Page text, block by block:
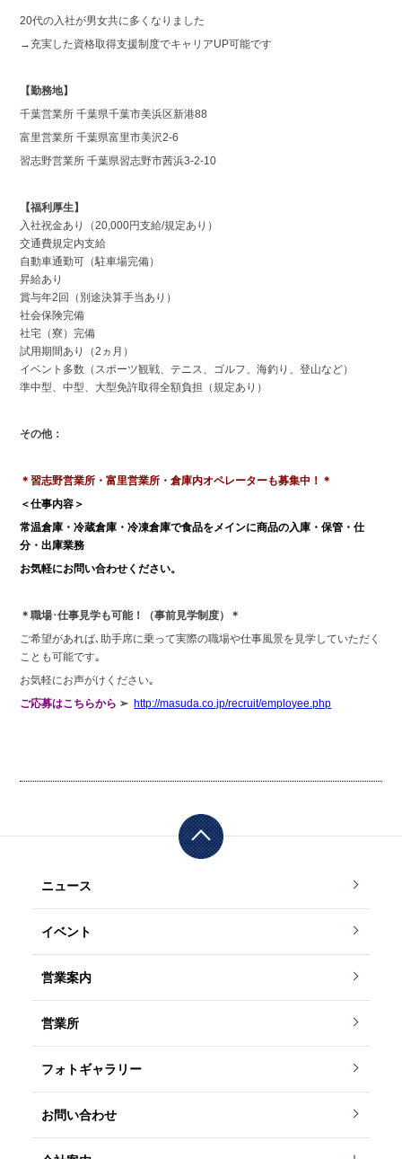
20代の入社が男女共に多くなりました
→充実した資格取得支援制度でキャリアUP可能です
【勤務地】
千葉営業所 千葉県千葉市美浜区新港88
富里営業所 千葉県富里市美沢2-6
習志野営業所 千葉県習志野市茜浜3-2-10
【福利厚生】
入社祝金あり（20,000円支給/規定あり）
交通費規定内支給
自動車通勤可（駐車場完備）
昇給あり
賞与年2回（別途決算手当あり）
社会保険完備
社宅（寮）完備
試用期間あり（2ヵ月）
イベント多数（スポーツ観戦、テニス、ゴルフ、海釣り、登山など）
準中型、中型、大型免許取得全額負担（規定あり）
その他：
＊習志野営業所・富里営業所・倉庫内オペレーターも募集中！＊
＜仕事内容＞
常温倉庫・冷蔵倉庫・冷凍倉庫で食品をメインに商品の入庫・保管・仕
分・出庫業務
お気軽にお問い合わせください。
＊職場･仕事見学も可能！（事前見学制度）＊
ご希望があれば､助手席に乗って実際の職場や仕事風景を見学していただく
ことも可能です｡
お気軽にお声がけください｡
ご応募はこちらから ➢ http://masuda.co.jp/recruit/employee.php
ニュース
イベント
営業案内
営業所
フォトギャラリー
お問い合わせ